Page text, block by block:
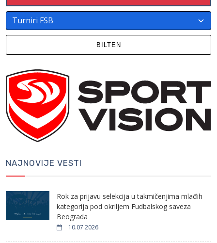
BILTEN
NAJNOVIJE VESTI
Rok za prijavu selekcija u takmičenjima mlađih
kategorija pod okriljem Fudbalskog saveza
Beograda
10.07.2026